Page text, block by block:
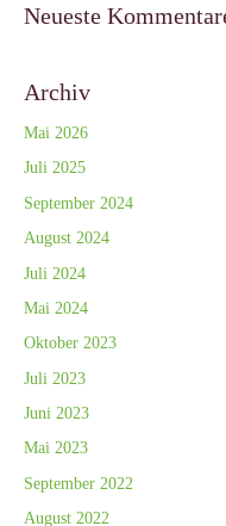
Neueste
Archiv
Mai 2026
Juli 2025
September 2024
August 2024
Juli 2024
Mai 2024
Oktober 2023
Juli 2023
Juni 2023
Mai 2023
September 2022
August 2022